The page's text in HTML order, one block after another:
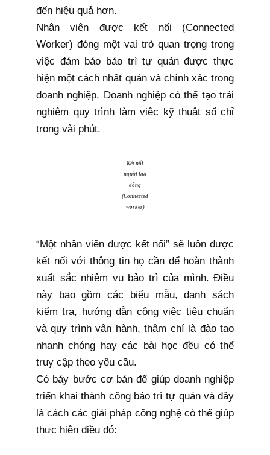
đến hiệu quả hơn.
Nhân viên được kết nối (Connected
Worker) đóng một vai trò quan trọng trong
việc đảm bảo bảo trì tự quản được thực
hiện một cách nhất quán và chính xác trong
doanh nghiệp. Doanh nghiệp có thể tạo trải
nghiệm quy trình làm việc kỹ thuật số chỉ
trong vài phút.
Kết nối
người lao
động
(Connected
worker)
“Một nhân viên được kết nối” sẽ luôn được
kết nối với thông tin họ cần để hoàn thành
xuất sắc nhiệm vụ bảo trì của mình. Điều
này bao gồm các biểu mẫu, danh sách
kiểm tra, hướng dẫn công việc tiêu chuẩn
và quy trình vận hành, thậm chí là đào tạo
nhanh chóng hay các bài học đều có thể
truy cập theo yêu cầu.
Có bảy bước cơ bản để giúp doanh nghiệp
triển khai thành công bảo trì tự quản và đây
là cách các giải pháp công nghệ có thể giúp
thực hiện điều đó: